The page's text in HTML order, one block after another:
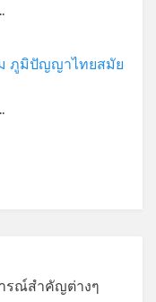
ภูมิปัญญาไทยสมัย
รณ์สำคัญต่างๆ